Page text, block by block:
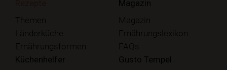
Themen
Länderküche
Ernährungsformen
Magazin
Magazin
Ernährungslexikon
FAQs
Küchenhelfer Gusto Tempel